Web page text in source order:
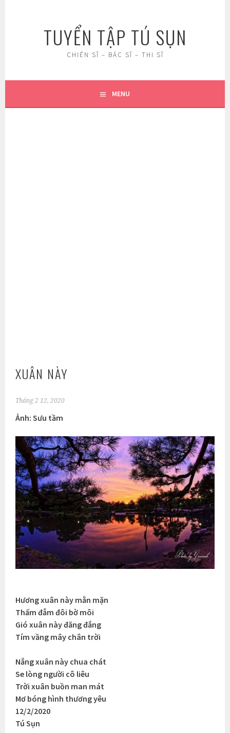
TUYỂN TẬP TÚ SỤN
CHIẾN SĨ – BÁC SĨ – THI SĨ
MENU
XUÂN NÀY
Tháng 2 12, 2020
Ảnh: Sưu tầm
Hương xuân này mằn mặn
Thấm đẫm đôi bờ môi
Gió xuân này đăng đắng
Tím vầng mây chân trời
Nắng xuân này chua chát
Se lòng người cô liêu
Trời xuân buồn man mát
Mơ bóng hình thương yêu
12/2/2020
Tú Sụn